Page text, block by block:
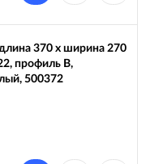
370 х ширина 270
профиль В,
500372